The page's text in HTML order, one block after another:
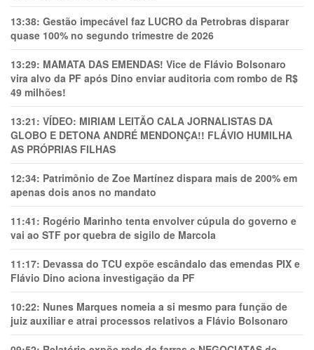
13:38: Gestão impecável faz LUCRO da Petrobras disparar
quase 100% no segundo trimestre de 2026
13:29: MAMATA DAS EMENDAS! Vice de Flávio Bolsonaro
vira alvo da PF após Dino enviar auditoria com rombo de R$
49 milhões!
13:21: VÍDEO: MIRIAM LEITÃO CALA JORNALISTAS DA
GLOBO E DETONA ANDRÉ MENDONÇA!! FLÁVIO HUMILHA
AS PRÓPRIAS FILHAS
12:34: Patrimônio de Zoe Martínez dispara mais de 200% em
apenas dois anos no mandato
11:41: Rogério Marinho tenta envolver cúpula do governo e
vai ao STF por quebra de sigilo de Marcola
11:17: Devassa do TCU expõe escândalo das emendas PIX e
Flávio Dino aciona investigação da PF
10:22: Nunes Marques nomeia a si mesmo para função de
juiz auxiliar e atrai processos relativos a Flávio Bolsonaro